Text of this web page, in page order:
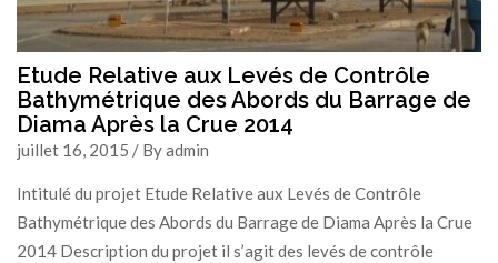
Etude Relative aux Levés de Contrôle
Bathymétrique des Abords du Barrage de
Diama Après la Crue 2014
juillet 16, 2015 / By admin
Intitulé du projet Etude Relative aux Levés de Contrôle
Bathymétrique des Abords du Barrage de Diama Après la Crue
2014 Description du projet il s’agit des levés de contrôle